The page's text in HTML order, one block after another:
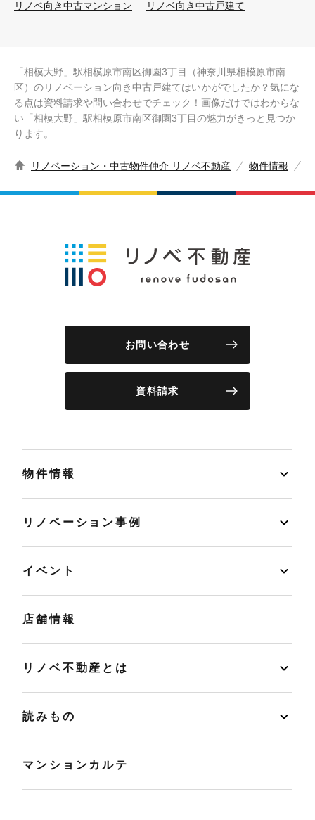
リノベ向き中古マンション リノベ向き中古戸建て
「相模大野」駅相模原市南区御園3丁目（神奈川県相模原市南
区）のリノベーション向き中古戸建てはいかがでしたか？気にな
る点は資料請求や問い合わせでチェック！画像だけではわからな
い「相模大野」駅相模原市南区御園3丁目の魅力がきっと見つか
ります。
リノベーション・中古物件仲介 リノベ不動産 物件情報
お問い合わせ
資料請求
物件情報
リノベーション事例
イベント
店舗情報
リノベ不動産とは
読みもの
マンションカルテ